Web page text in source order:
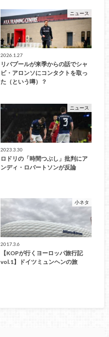
ニュース
2026.1.27
リバプールが来季からの話でシャ
ビ・アロンソにコンタクトを取っ
た（という噂）？
ニュース
2023.3.30
ロドリの「時間つぶし」批判にア
ンディ・ロバートソンが反論
小ネタ
2017.3.6
【KOPが行くヨーロッパ旅行記
vol.1】ドイツミュンヘンの旅